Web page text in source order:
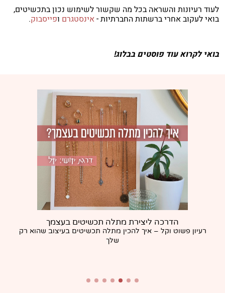
לעוד רעיונות והשראה בכל מה שקשור לשימוש נכון בתכשיטים,
בואי לעקוב אחרי ברשתות החברתיות -אינסטגרם ופייסבוק.
בואי לקרוא עוד פוסטים בבלוג!
הדרכה ליצירת מתלה תכשיטים בעצמך
רעיון פשוט וקל – איך להכין מתלה תכשיטים בעיצוב שהוא רק
שלך